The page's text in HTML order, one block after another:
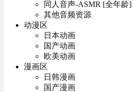
同人音声-ASMR [全年龄]
其他音频资源
动漫区
日本动画
国产动画
欧美动画
漫画区
日韩漫画
国产漫画